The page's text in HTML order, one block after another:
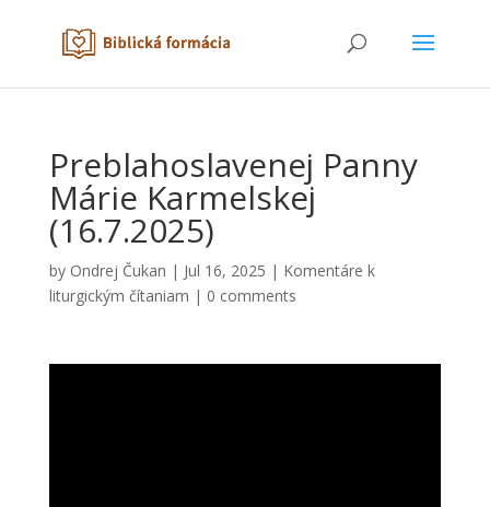
Preblahoslavenej Panny
Márie Karmelskej
(16.7.2025)
by Ondrej Čukan | Jul 16, 2025 | Komentáre k
liturgickým čítaniam | 0 comments